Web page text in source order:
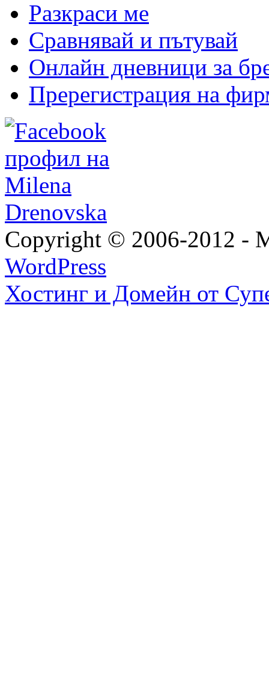
Разкраси ме
Сравнявай и пътувай
Онлайн дневници за
Пререгистрация на
Copyright © 2006-2012 -
WordPress
Хостинг и Домейн от